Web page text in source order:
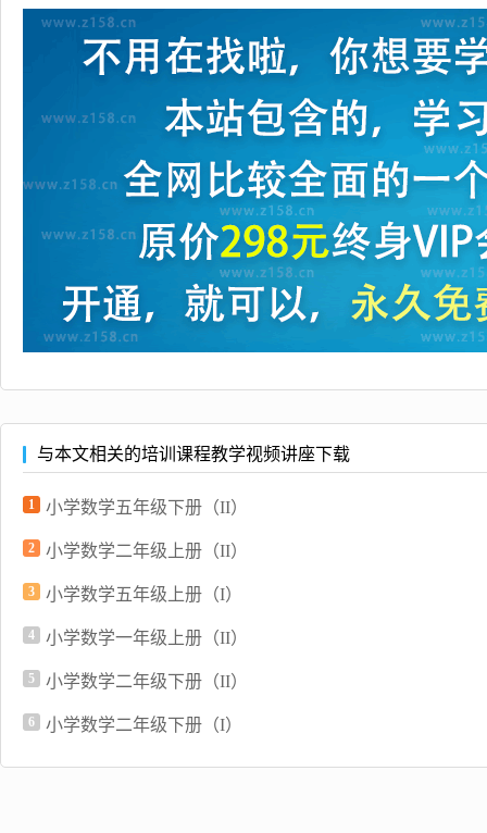
与本文相关的培训课程教学视频讲座下载
1 小学数学五年级下册（II）
2 小学数学二年级上册（II）
3 小学数学五年级上册（I）
4 小学数学一年级上册（II）
5 小学数学二年级下册（II）
6 小学数学二年级下册（I）